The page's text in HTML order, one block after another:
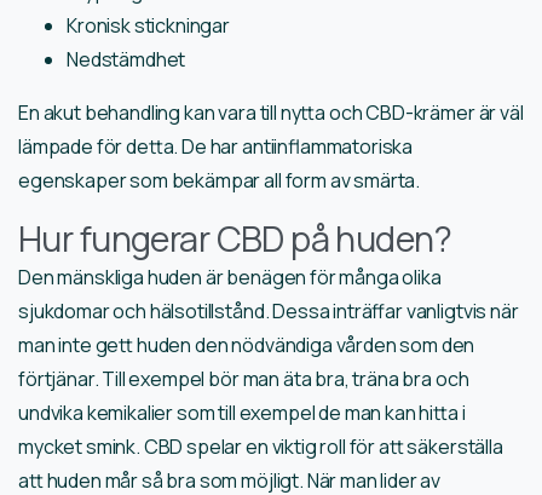
Kronisk stickningar
Nedstämdhet
En akut behandling kan vara till nytta och CBD-krämer är väl
lämpade för detta. De har antiinflammatoriska
egenskaper som bekämpar all form av smärta.
Hur fungerar CBD på huden?
Den mänskliga huden är benägen för många olika
sjukdomar och hälsotillstånd. Dessa inträffar vanligtvis när
man inte gett huden den nödvändiga vården som den
förtjänar. Till exempel bör man äta bra, träna bra och
undvika kemikalier som till exempel de man kan hitta i
mycket smink. CBD spelar en viktig roll för att säkerställa
att huden mår så bra som möjligt. När man lider av